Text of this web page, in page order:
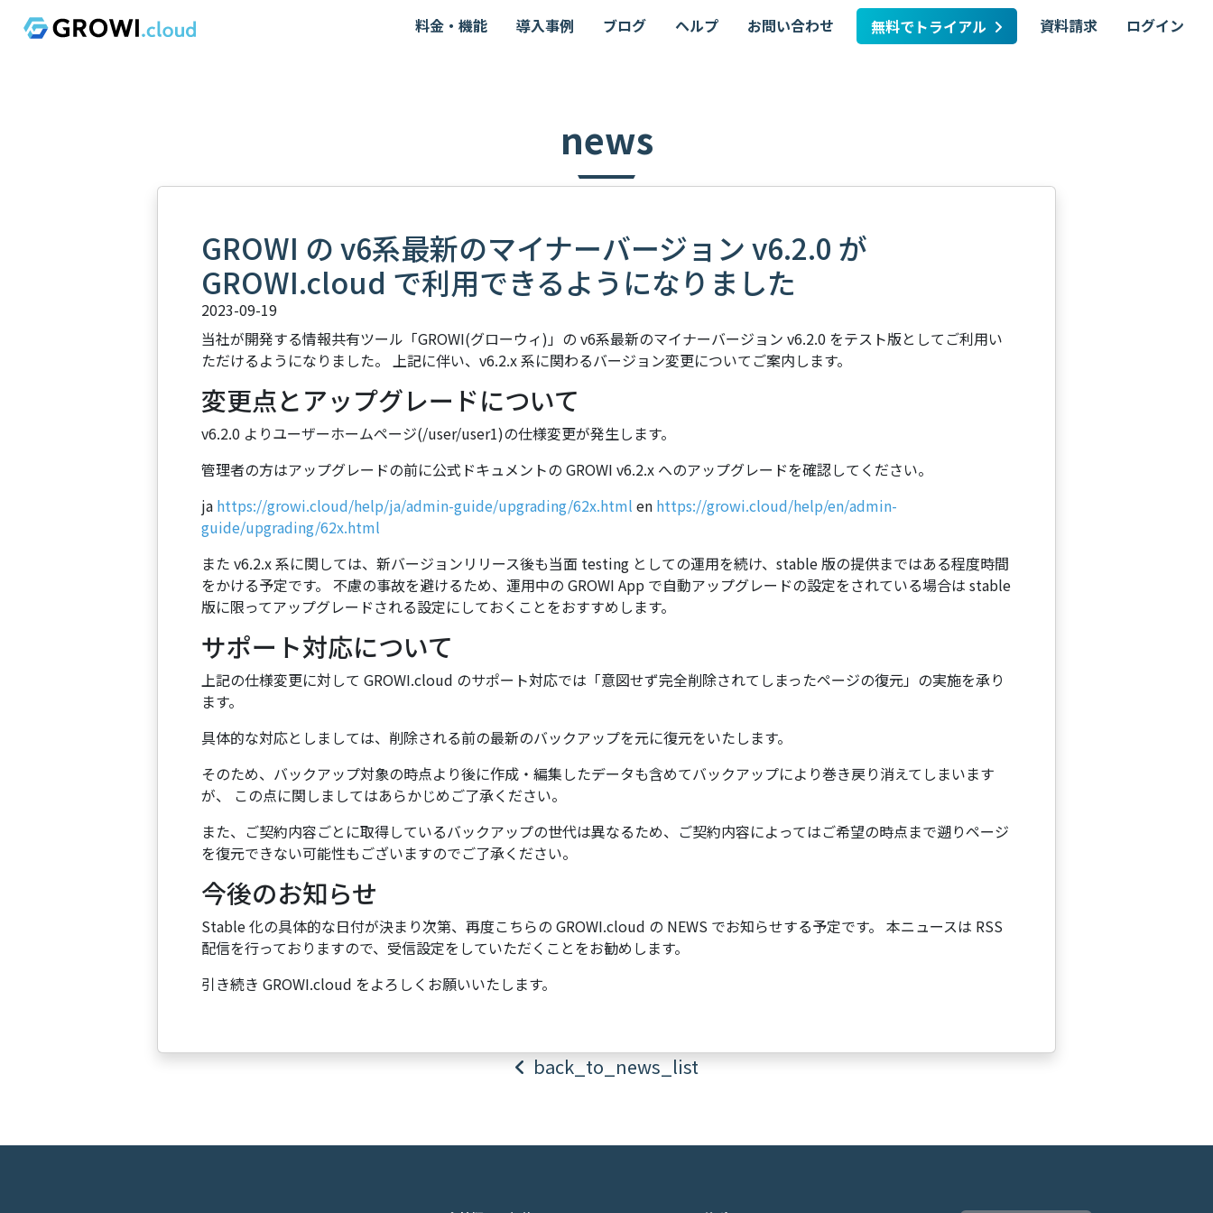
料金・機能 導入事例 ブログ ヘルプ お問い合わせ 無料でトライアル 資料請求 ログイン
news
GROWI の v6系最新のマイナーバージョン v6.2.0 が
GROWI.cloud で利用できるようになりました
2023-09-19
当社が開発する情報共有ツール「GROWI(グローウィ)」の v6系最新のマイナーバージョン v6.2.0 をテスト版としてご利用い
ただけるようになりました。 上記に伴い、v6.2.x 系に関わるバージョン変更についてご案内します。
変更点とアップグレードについて
v6.2.0 よりユーザーホームページ(/user/user1)の仕様変更が発生します。
管理者の方はアップグレードの前に公式ドキュメントの GROWI v6.2.x へのアップグレードを確認してください。
ja https://growi.cloud/help/ja/admin-guide/upgrading/62x.html en https://growi.cloud/help/en/admin-
guide/upgrading/62x.html
また v6.2.x 系に関しては、新バージョンリリース後も当面 testing としての運用を続け、stable 版の提供まではある程度時間
をかける予定です。 不慮の事故を避けるため、運用中の GROWI App で自動アップグレードの設定をされている場合は stable
版に限ってアップグレードされる設定にしておくことをおすすめします。
サポート対応について
上記の仕様変更に対して GROWI.cloud のサポート対応では「意図せず完全削除されてしまったページの復元」の実施を承り
ます。
具体的な対応としましては、削除される前の最新のバックアップを元に復元をいたします。
そのため、バックアップ対象の時点より後に作成・編集したデータも含めてバックアップにより巻き戻り消えてしまいます
が、 この点に関しましてはあらかじめご了承ください。
また、ご契約内容ごとに取得しているバックアップの世代は異なるため、ご契約内容によってはご希望の時点まで遡りページ
を復元できない可能性もございますのでご了承ください。
今後のお知らせ
Stable 化の具体的な日付が決まり次第、再度こちらの GROWI.cloud の NEWS でお知らせする予定です。 本ニュースは RSS
配信を行っておりますので、受信設定をしていただくことをお勧めします。
引き続き GROWI.cloud をよろしくお願いいたします。
back_to_news_list